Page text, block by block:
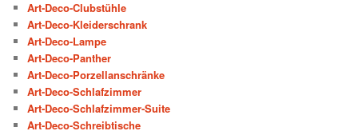
Art-Deco-Clubstühle
Art-Deco-Kleiderschrank
Art-Deco-Lampe
Art-Deco-Panther
Art-Deco-Porzellanschränke
Art-Deco-Schlafzimmer
Art-Deco-Schlafzimmer-Suite
Art-Deco-Schreibtische